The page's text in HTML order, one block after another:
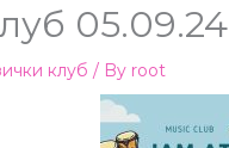
05.09.24
клуб / By root